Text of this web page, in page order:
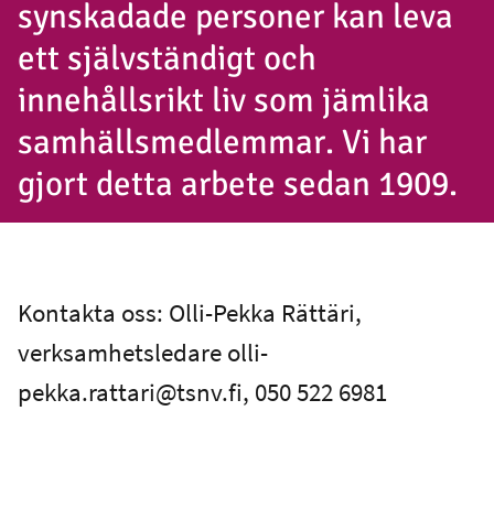
synskadade personer kan leva
ett självständigt och
innehållsrikt liv som jämlika
samhällsmedlemmar. Vi har
gjort detta arbete sedan 1909.
Kontakta oss: Olli-Pekka Rättäri,
verksamhetsledare olli-
pekka.rattari@tsnv.fi, 050 522 6981